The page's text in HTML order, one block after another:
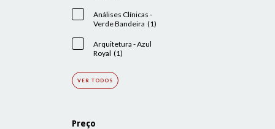
Análises Clínicas -
Verde Bandeira (1)
Arquitetura - Azul
Royal (1)
VER TODOS
Preço